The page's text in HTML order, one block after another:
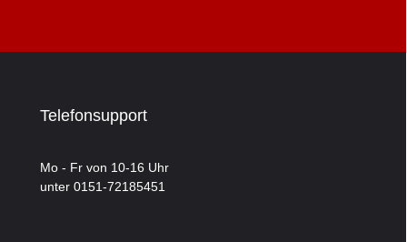
Telefonsupport
Mo - Fr von 10-16 Uhr
unter 0151-72185451